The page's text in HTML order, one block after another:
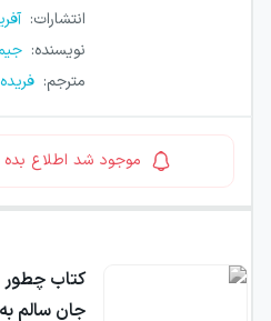
انتشارات:
نویسنده:
مترجم:
موجود شد اطلاع بده
کتاب
جان سالم